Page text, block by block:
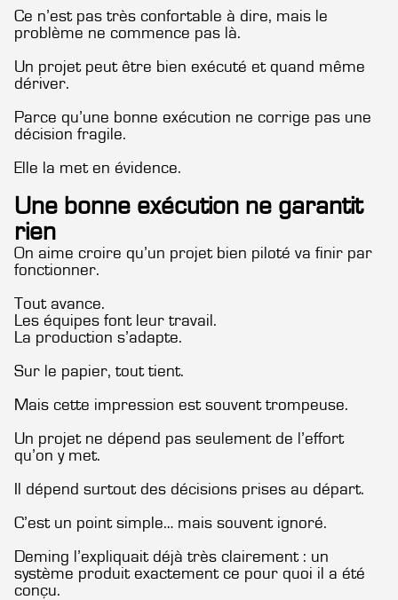
Ce n’est pas très confortable à dire, mais le
problème ne commence pas là.
Un projet peut être bien exécuté et quand même
dériver.
Parce qu’une bonne exécution ne corrige pas une
décision fragile.
Elle la met en évidence.
Une bonne exécution ne garantit
rien
On aime croire qu’un projet bien piloté va finir par
fonctionner.
Tout avance.
Les équipes font leur travail.
La production s’adapte.
Sur le papier, tout tient.
Mais cette impression est souvent trompeuse.
Un projet ne dépend pas seulement de l’effort
qu’on y met.
Il dépend surtout des décisions prises au départ.
C’est un point simple… mais souvent ignoré.
Deming l’expliquait déjà très clairement : un
système produit exactement ce pour quoi il a été
conçu.